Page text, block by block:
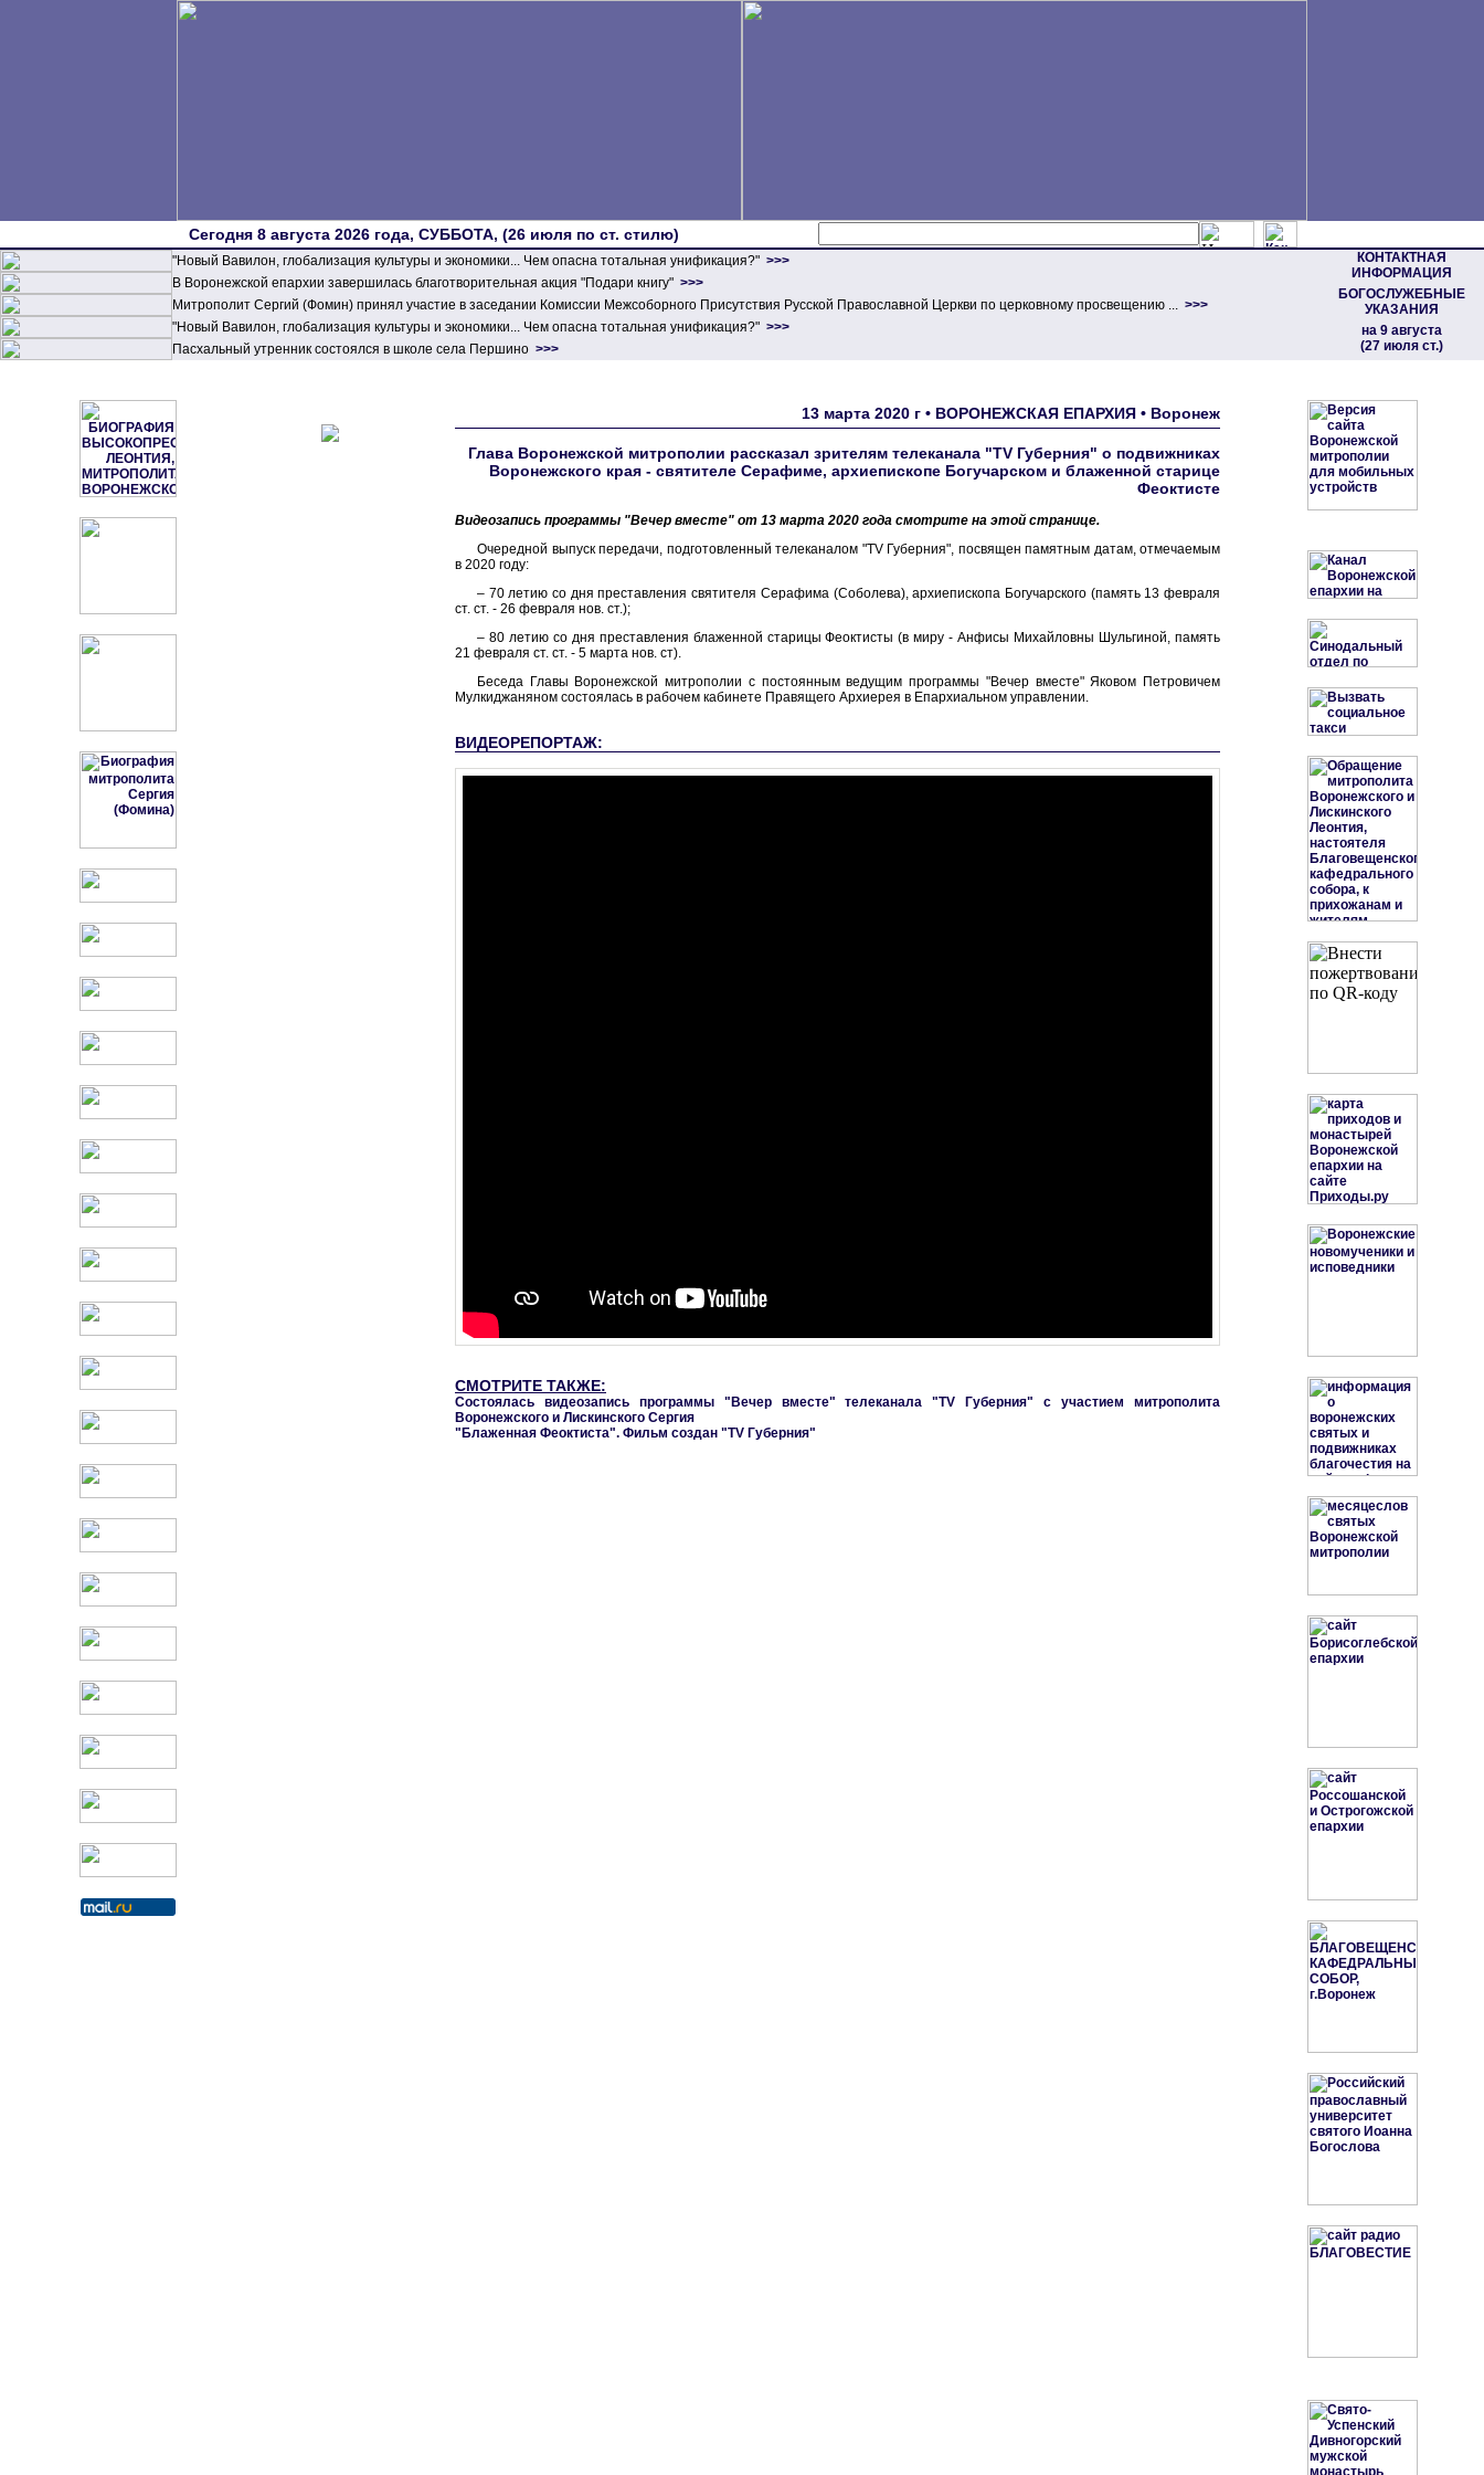
Сегодня 8 августа 2026 года, СУББОТА, (26 июля по ст. стилю)
"Новый Вавилон, глобализация культуры и экономики... Чем опасна тотальная унификация?" >>>
КОНТАКТНАЯ
ИНФОРМАЦИЯ
БОГОСЛУЖЕБНЫЕ
УКАЗАНИЯ
на 9 августа
(27 июля ст.)
В Воронежской епархии завершилась благотворительная акция "Подари книгу" >>>
Митрополит Сергий (Фомин) принял участие в заседании Комиссии Межсоборного Присутствия Русской Православной Церкви по церковному просвещению ... >>>
"Новый Вавилон, глобализация культуры и экономики... Чем опасна тотальная унификация?" >>>
Пасхальный утренник состоялся в школе села Першино >>>
13 марта 2020 г • ВОРОНЕЖСКАЯ ЕПАРХИЯ • Воронеж
Глава Воронежской митрополии рассказал зрителям телеканала "TV Губерния" о подвижниках
Воронежского края - святителе Серафиме, архиепископе Богучарском и блаженной старице
Феоктисте
Видеозапись программы "Вечер вместе" от 13 марта 2020 года смотрите на этой странице.
Очередной выпуск передачи, подготовленный телеканалом "TV Губерния", посвящен памятным датам, отмечаемым
в 2020 году:
– 70 летию со дня преставления святителя Серафима (Соболева), архиепископа Богучарского (память 13 февраля
ст. ст. - 26 февраля нов. ст.);
– 80 летию со дня преставления блаженной старицы Феоктисты (в миру - Анфисы Михайловны Шульгиной, память
21 февраля ст. ст. - 5 марта нов. ст).
Беседа Главы Воронежской митрополии с постоянным ведущим программы "Вечер вместе" Яковом Петровичем
Мулкиджаняном состоялась в рабочем кабинете Правящего Архиерея в Епархиальном управлении.
ВИДЕОРЕПОРТАЖ:
СМОТРИТЕ ТАКЖЕ:
Состоялась видеозапись программы "Вечер вместе" телеканала "TV Губерния" с участием митрополита
Воронежского и Лискинского Сергия
"Блаженная Феоктиста". Фильм создан "TV Губерния"